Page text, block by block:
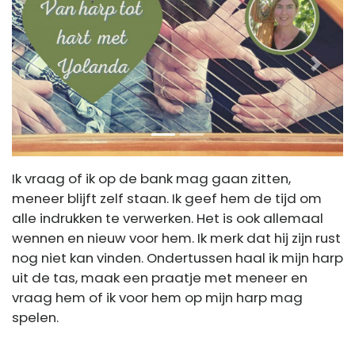
Previous Next
Ik vraag of ik op de bank mag gaan zitten,
meneer blijft zelf staan. Ik geef hem de tijd om
alle indrukken te verwerken. Het is ook allemaal
wennen en nieuw voor hem. Ik merk dat hij zijn rust
nog niet kan vinden. Ondertussen haal ik mijn harp
uit de tas, maak een praatje met meneer en
vraag hem of ik voor hem op mijn harp mag
spelen.